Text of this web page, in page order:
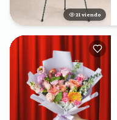
20 viendo